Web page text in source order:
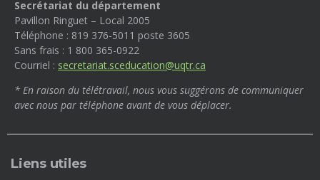
Secrétariat du département
Pavillon Ringuet – Local 2005
Téléphone : 819 376-5011 poste 3605
Sans frais : 1 800 365-0922
Courriel : secretariat.sceducation@uqtr.ca
* En raison du télétravail, nous vous suggérons de communiquer
avec nous par téléphone avant de vous déplacer.
Liens utiles